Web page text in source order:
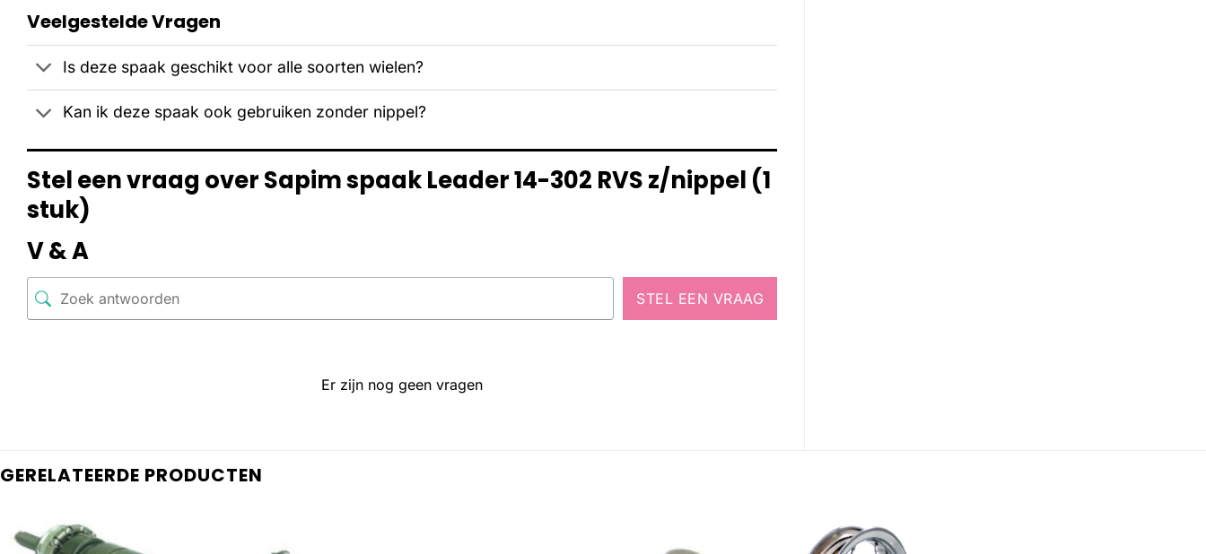
Veelgestelde Vragen
Is deze spaak geschikt voor alle soorten wielen?
Kan ik deze spaak ook gebruiken zonder nippel?
Stel een vraag over Sapim spaak Leader 14-302 RVS z/nippel (1
stuk)
V & A
STEL EEN VRAAG
Er zijn nog geen vragen
GERELATEERDE PRODUCTEN